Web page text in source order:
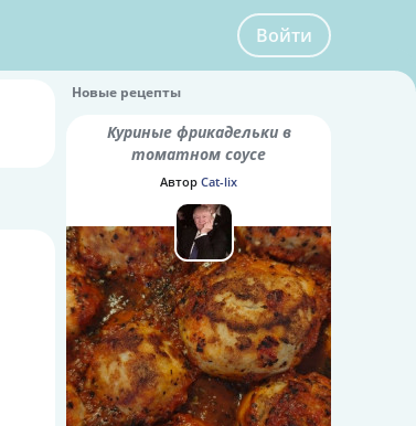
Войти
Новые рецепты
Куриные фрикадельки в
томатном соусе
Автор Cat-lix